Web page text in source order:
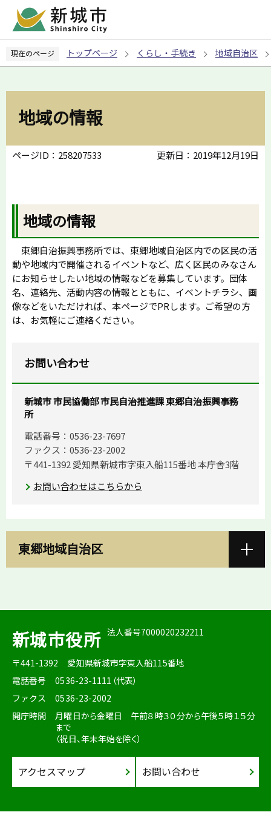
ペ
の
現在のページ トップページ くらし・手続き 地域自治区
地域の情報
ページID：258207533 更新日：2019年12月19日
地域の情報
東郷自治振興事務所では、東郷地域自治区内での区民の活
動や地域内で開催されるイベントなど、広く区民のみなさん
にお知らせしたい地域の情報などを募集しています。団体
名、連絡先、活動内容の情報とともに、イベントチラシ、画
像などをいただければ、本ページでPRします。ご希望の方
は、お気軽にご連絡ください。
お問い合わせ
新城市 市民協働部 市民自治推進課 東郷自治振興事務
所
電話番号：0536-23-7697
ファクス：0536-23-2002
〒441-1392 愛知県新城市字東入船115番地 本庁舎3階
お問い合わせはこちらから
東郷地域自治区
新城市役所 法人番号7000020232211
〒441-1392
愛知県新城市字東入船115番地
電話番号
0536-23-1111（代表）
ファクス
0536-23-2002
開庁時間
月曜日から金曜日 午前８時３０分から午後５時１５分
まで
（祝日、年末年始を除く）
アクセスマップ お問い合わせ